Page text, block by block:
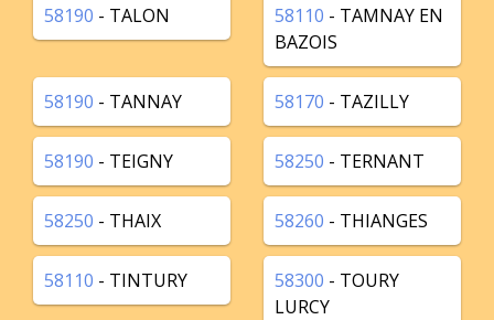
58190 - TALON 58110 - TAMNAY EN
BAZOIS
58190 - TANNAY 58170 - TAZILLY
58190 - TEIGNY 58250 - TERNANT
58250 - THAIX 58260 - THIANGES
58110 - TINTURY 58300 - TOURY
LURCY